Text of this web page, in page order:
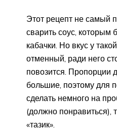
Этот рецепт не самый
сварить соус, которым
кабачки. Но вкус у
отменный, ради него
повозится. Пропорции
большие, поэтому для
сделать немного на
(должно понравиться),
«тазик».